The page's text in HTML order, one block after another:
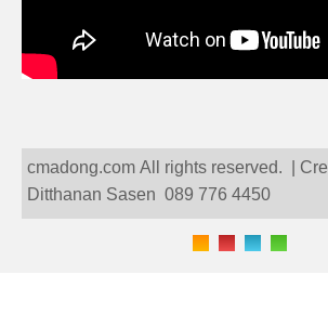
cmadong.com All rights reserved. |
Ditthanan Sasen 089 776 4450